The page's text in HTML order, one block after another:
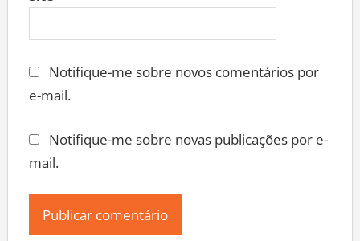
Notifique-me sobre novos comentários por
e-mail.
Notifique-me sobre novas publicações por e-
mail.